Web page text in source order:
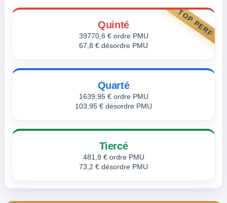
TOP PERF
Quinté
39770,6 € ordre PMU
67,8 € désordre PMU
Quarté
1639,95 € ordre PMU
103,95 € désordre PMU
Tiercé
481,8 € ordre PMU
73,2 € désordre PMU